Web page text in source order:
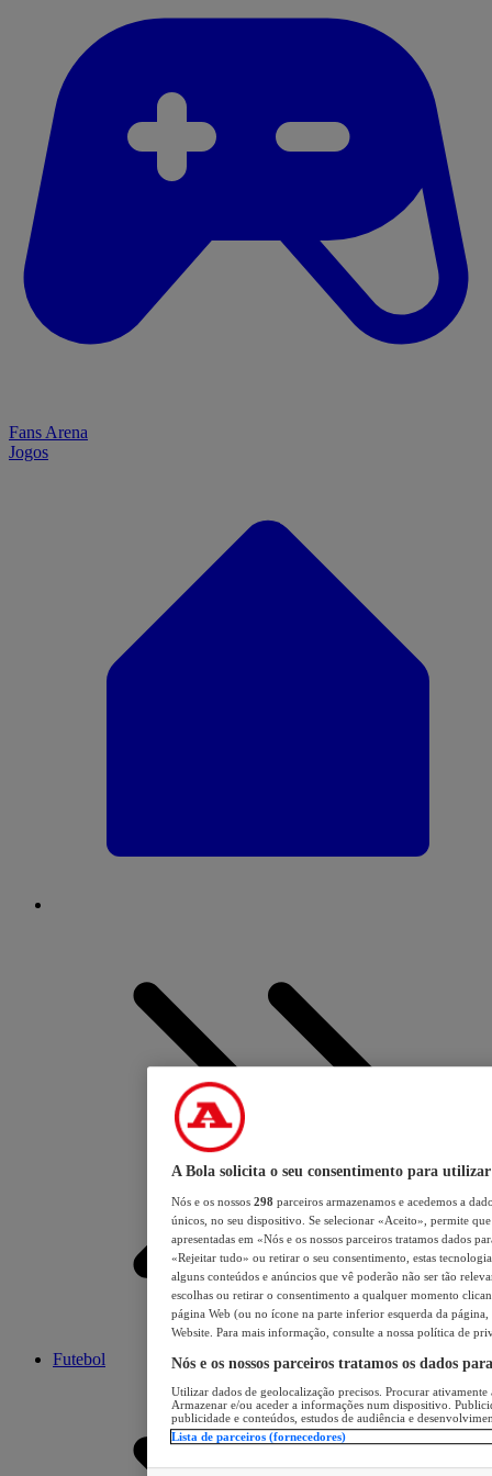
Fans Arena
Jogos
Futebol
A Bola solicita o seu consentimento para utilizar
Nós e os nossos 298 parceiros armazenamos e acedemos a
únicos, no seu dispositivo. Se selecionar «Aceito», permite
apresentadas em «Nós e os nossos parceiros tratamos dados
«Rejeitar tudo» ou retirar o seu consentimento, estas
alguns conteúdos e anúncios que vê poderão não ser tão
escolhas ou retirar o consentimento a qualquer momento
página Web (ou no ícone na parte inferior esquerda da página,
Website. Para mais informação, consulte a nossa política de
Nós e os nossos parceiros tratamos os dados
Utilizar dados de geolocalização precisos. Procurar
Armazenar e/ou aceder a informações num dispositivo.
publicidade e conteúdos, estudos de audiência e
Lista de parceiros (fornecedores)